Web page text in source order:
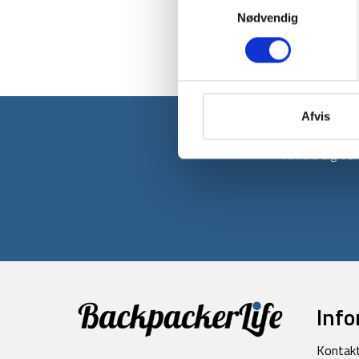
Nødvendig
Afvis
Tilmeld dig